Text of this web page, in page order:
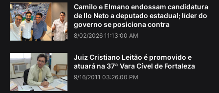
Camilo e Elmano endossam candidatura
de Ilo Neto a deputado estadual; líder do
governo se posiciona contra
8/02/2026 11:13:00 AM
Juiz Cristiano Leitão é promovido e
atuará na 37ª Vara Cível de Fortaleza
9/16/2011 03:26:00 PM